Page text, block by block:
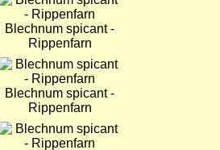
Blechnum spicant -
Rippenfarn
Bild
Blechnum spicant -
Rippenfarn
Bild